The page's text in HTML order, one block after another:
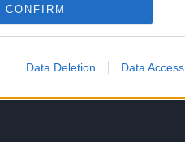
CONFIRM
Data Deletion Data Access
...z tym się muszę zgodzić...